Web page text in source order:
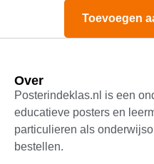
Toevoegen
Over
Posterindeklas.nl is een
educatieve posters en
particulieren als
bestellen.